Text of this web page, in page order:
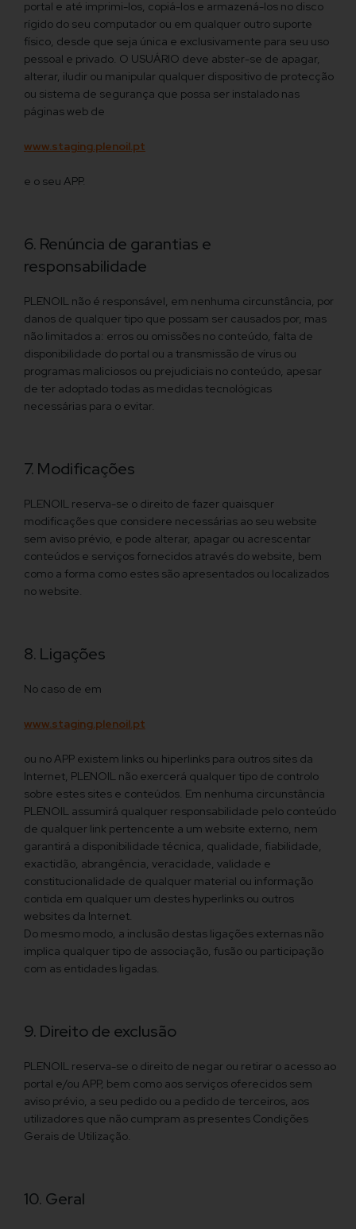
portal e até imprimi-los, copiá-los e armazená-los no disco
rígido do seu computador ou em qualquer outro suporte
físico, desde que seja única e exclusivamente para seu uso
pessoal e privado. O USUÁRIO deve abster-se de apagar,
alterar, iludir ou manipular qualquer dispositivo de protecção
ou sistema de segurança que possa ser instalado nas
páginas web de
www.staging.plenoil.pt
e o seu APP.
6. Renúncia de garantias e
responsabilidade
PLENOIL não é responsável, em nenhuma circunstância, por
danos de qualquer tipo que possam ser causados por, mas
não limitados a: erros ou omissões no conteúdo, falta de
disponibilidade do portal ou a transmissão de vírus ou
programas maliciosos ou prejudiciais no conteúdo, apesar
de ter adoptado todas as medidas tecnológicas
necessárias para o evitar.
7. Modificações
PLENOIL reserva-se o direito de fazer quaisquer
modificações que considere necessárias ao seu website
sem aviso prévio, e pode alterar, apagar ou acrescentar
conteúdos e serviços fornecidos através do website, bem
como a forma como estes são apresentados ou localizados
no website.
8. Ligações
No caso de em
www.staging.plenoil.pt
ou no APP existem links ou hiperlinks para outros sites da
Internet, PLENOIL não exercerá qualquer tipo de controlo
sobre estes sites e conteúdos. Em nenhuma circunstância
PLENOIL assumirá qualquer responsabilidade pelo conteúdo
de qualquer link pertencente a um website externo, nem
garantirá a disponibilidade técnica, qualidade, fiabilidade,
exactidão, abrangência, veracidade, validade e
constitucionalidade de qualquer material ou informação
contida em qualquer um destes hyperlinks ou outros
websites da Internet.
Do mesmo modo, a inclusão destas ligações externas não
implica qualquer tipo de associação, fusão ou participação
com as entidades ligadas.
9. Direito de exclusão
PLENOIL reserva-se o direito de negar ou retirar o acesso ao
portal e/ou APP, bem como aos serviços oferecidos sem
aviso prévio, a seu pedido ou a pedido de terceiros, aos
utilizadores que não cumpram as presentes Condições
Gerais de Utilização.
10. Geral